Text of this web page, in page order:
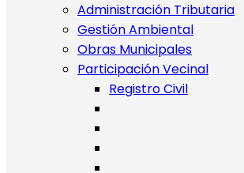
Administración Tributaria
Gestión Ambiental
Obras Municipales
Participación Vecinal
Registro Civil